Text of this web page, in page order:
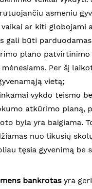
asmeniu
ar kiti globojami
gali būti
plano patvirtinimo
Per šį
vietą;
vykdo teismo
atkūrimo planą,
byla yra baigiama.
nuo likusių
tęsia gyvenimą be
bankrotasyra